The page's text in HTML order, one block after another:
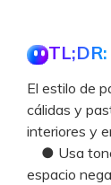
TL;DR:
El estilo de
cálidas y
interiores y
● Usa
espacio